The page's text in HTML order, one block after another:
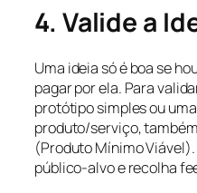
4. Valide a
Uma ideia só é boa se
pagar por ela. Para
protótipo simples ou
produto/serviço,
(Produto Mínimo
público-alvo e recolha